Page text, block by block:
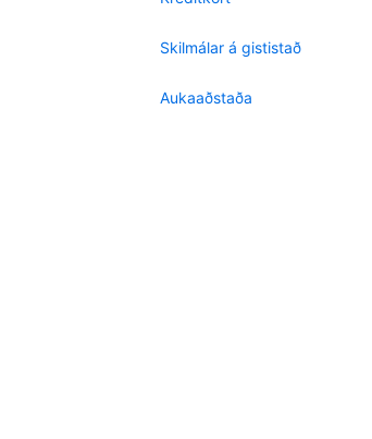
Skilmálar á gististað
Aukaaðstaða